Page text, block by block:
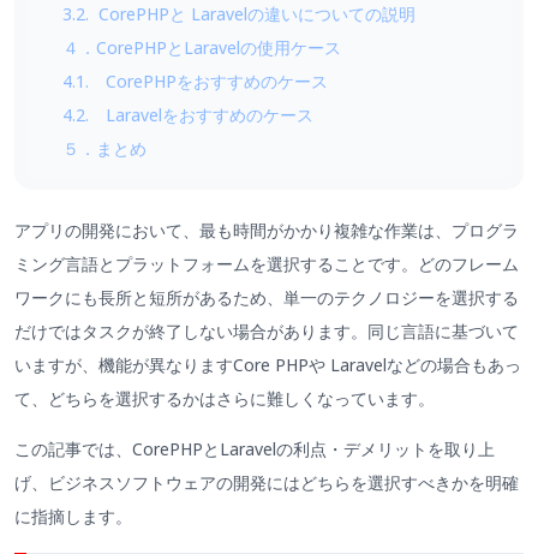
3.2. CorePHPと Laravelの違いについての説明
４．CorePHPとLaravelの使用ケース
4.1. CorePHPをおすすめのケース
4.2. Laravelをおすすめのケース
５．まとめ
アプリの開発において、最も時間がかかり複雑な作業は、プログラ
ミング言語とプラットフォームを選択することです。どのフレーム
ワークにも長所と短所があるため、単一のテクノロジーを選択する
だけではタスクが終了しない場合があります。同じ言語に基づいて
いますが、機能が異なりますCore PHPや Laravelなどの場合もあっ
て、どちらを選択するかはさらに難しくなっています。
この記事では、CorePHPとLaravelの利点・デメリットを取り上
げ、ビジネスソフトウェアの開発にはどちらを選択すべきかを明確
に指摘します。